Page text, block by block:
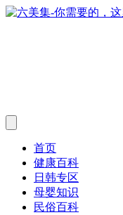
首页
健康百科
日韩专区
母婴知识
民俗百科